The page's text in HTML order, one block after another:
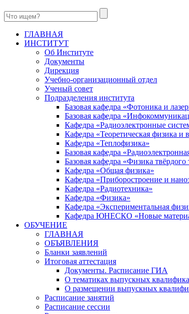
ГЛАВНАЯ
ИНСТИТУТ
Об Институте
Документы
Дирекция
Учебно-организационный отдел
Ученый совет
Подразделения института
Базовая кафедра «Фотоника и
Базовая кафедра
Кафедра «Радиоэлектронные
Кафедра «Теоретическая физика и
Кафедра «Теплофизика»
Базовая кафедра
Базовая кафедра «Физика
Кафедра «Общая физика»
Кафедра «Приборостроение и
Кафедра «Радиотехника»
Кафедра «Физика»
Кафедра «Экспериментальная
Кафедра ЮНЕСКО «Новые
ОБУЧЕНИЕ
ГЛАВНАЯ
ОБЪЯВЛЕНИЯ
Бланки заявлений
Итоговая аттестация
Документы. Расписание ГИА
О тематиках выпускных
О размещении выпускных
Расписание занятий
Расписание сессии